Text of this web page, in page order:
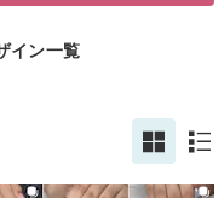
イン一覧